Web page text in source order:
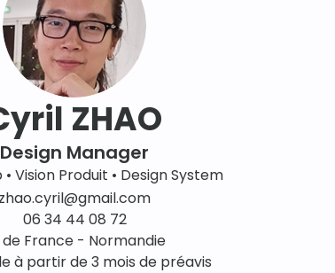
ZHAO
Design Manager
Vision Produit • Design System
zhao.cyril@gmail.com
06 34 44 08 72
de France - Normandie
à partir de 3 mois de préavis